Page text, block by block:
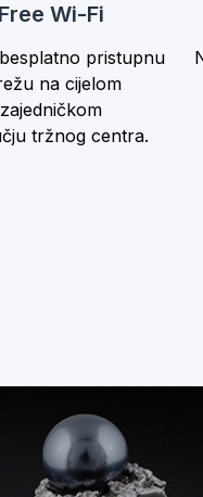
Free Wi-Fi
pristupnu
na cijelom
zajedničkom
tržnog centra.